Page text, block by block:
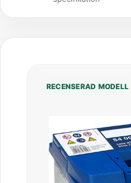
RECENSERAD MODELL